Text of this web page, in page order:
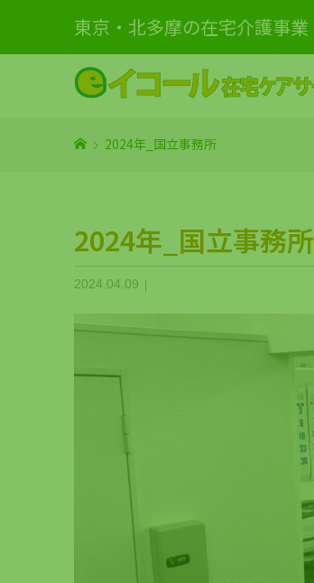
東京・北多摩の在宅介護事業
2024年_国立事務所
2024年_国立事務所
2024.04.09